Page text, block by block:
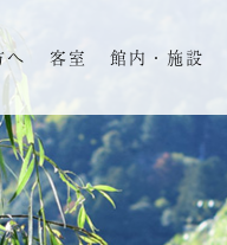
へ 客室 館内・施設